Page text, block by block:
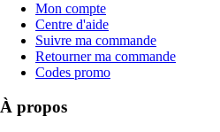
Mon compte
Centre d'aide
Suivre ma commande
Retourner ma commande
Codes promo
À propos